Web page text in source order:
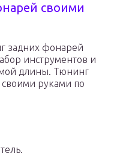
своими
задних фонарей
инструментов и
длины. Тюнинг
руками по